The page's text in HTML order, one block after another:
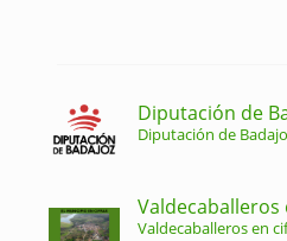
Diputación de
Diputación de
Valdecaballeros
Valdecaballeros en